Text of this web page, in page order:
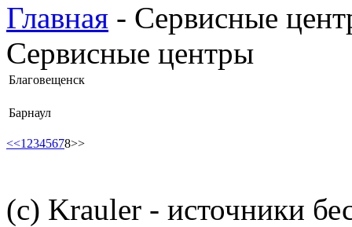
Главная - Сервисные
Сервисные центры
Благовещенск
Барнаул
<<1 2345678>>
(c) Krauler - источники